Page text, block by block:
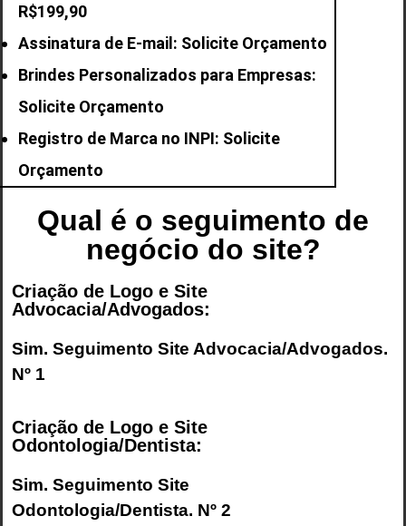
R$199,90
Assinatura de E-mail: Solicite Orçamento
Brindes Personalizados para Empresas:
Solicite Orçamento
Registro de Marca no INPI: Solicite
Orçamento
Qual é o seguimento de
negócio do site?
Criação de Logo e Site
Advocacia/Advogados:
Sim. Seguimento Site Advocacia/Advogados.
Nº 1
Criação de Logo e Site
Odontologia/Dentista:
Sim. Seguimento Site
Odontologia/Dentista. Nº 2